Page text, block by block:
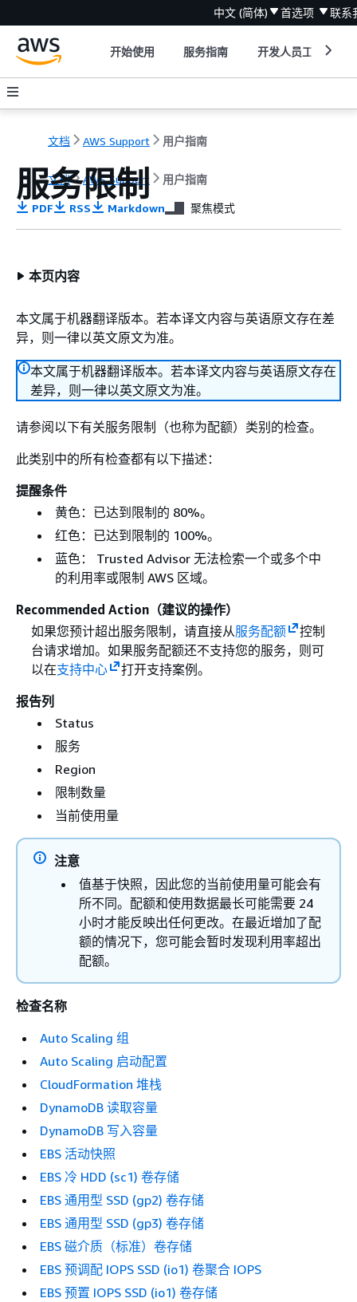
中文 (简体) 首选项 联系
开始使用 服务指南 开发人员工具
文档 AWS Support 用户指南
文档 AWS Support 用户指南
服务限制
PDF RSS Markdown 聚焦模式
本页内容
本文属于机器翻译版本。若本译文内容与英语原文存在差
异，则一律以英文原文为准。
本文属于机器翻译版本。若本译文内容与英语原文存在
差异，则一律以英文原文为准。
请参阅以下有关服务限制（也称为配额）类别的检查。
此类别中的所有检查都有以下描述：
提醒条件
黄色：已达到限制的 80%。
红色：已达到限制的 100%。
蓝色： Trusted Advisor 无法检索一个或多个中
的利用率或限制 AWS 区域。
Recommended Action（建议的操作）
如果您预计超出服务限制，请直接从服务配额
控制
台请求增加。如果服务配额还不支持您的服务，则可
以在支持中心
打开支持案例。
报告列
Status
服务
Region
限制数量
当前使用量
注意
值基于快照，因此您的当前使用量可能会有
所不同。配额和使用数据最长可能需要 24
小时才能反映出任何更改。在最近增加了配
额的情况下，您可能会暂时发现利用率超出
配额。
检查名称
Auto Scaling 组
Auto Scaling 启动配置
CloudFormation 堆栈
DynamoDB 读取容量
DynamoDB 写入容量
EBS 活动快照
EBS 冷 HDD (sc1) 卷存储
EBS 通用型 SSD (gp2) 卷存储
EBS 通用型 SSD (gp3) 卷存储
EBS 磁介质（标准）卷存储
EBS 预调配 IOPS SSD (io1) 卷聚合 IOPS
EBS 预置 IOPS SSD (io1) 卷存储